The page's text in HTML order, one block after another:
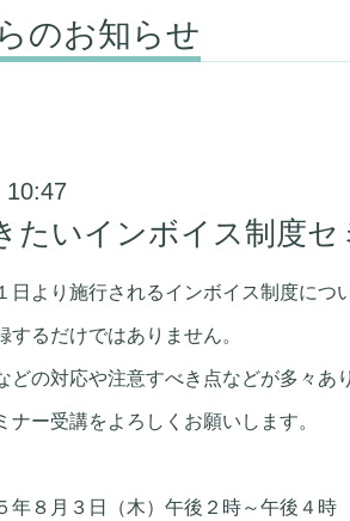
のお知らせ
たいインボイス制度
日より施行されるインボイス制度につ
するだけではありません。
どの対応や注意すべき点などが多々あ
ナー受講をよろしくお願いします。
年８月３日（木）午後２時～午後４時